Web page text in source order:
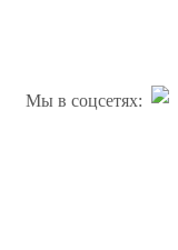
Мы в соцсетях: